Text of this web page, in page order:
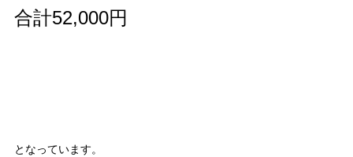
合計52,000円
となっています。